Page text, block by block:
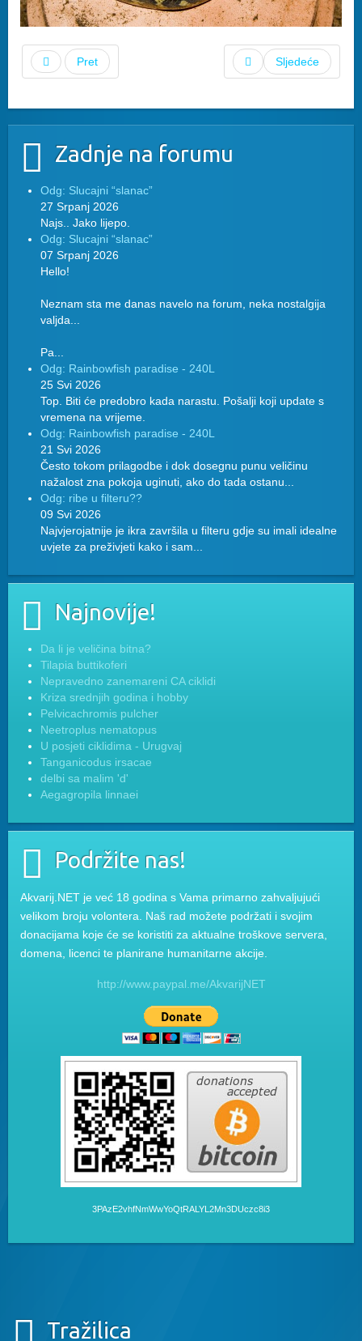
Pret Sljedeće
Zadnje na forumu
Odg: Slucajni “slanac”
27 Srpanj 2026
Najs.. Jako lijepo.
Odg: Slucajni “slanac”
07 Srpanj 2026
Hello!
Neznam sta me danas navelo na forum, neka nostalgija
valjda...
Pa...
Odg: Rainbowfish paradise - 240L
25 Svi 2026
Top. Biti će predobro kada narastu. Pošalji koji update s
vremena na vrijeme.
Odg: Rainbowfish paradise - 240L
21 Svi 2026
Često tokom prilagodbe i dok dosegnu punu veličinu
nažalost zna pokoja uginuti, ako do tada ostanu...
Odg: ribe u filteru??
09 Svi 2026
Najvjerojatnije je ikra završila u filteru gdje su imali idealne
uvjete za preživjeti kako i sam...
Najnovije!
Da li je veličina bitna?
Tilapia buttikoferi
Nepravedno zanemareni CA ciklidi
Kriza srednjih godina i hobby
Pelvicachromis pulcher
Neetroplus nematopus
U posjeti ciklidima - Urugvaj
Tanganicodus irsacae
delbi sa malim 'd'
Aegagropila linnaei
Podržite nas!
Akvarij.NET je već 18 godina s Vama primarno zahvaljujući
velikom broju volontera. Naš rad možete podržati i svojim
donacijama koje će se koristiti za aktualne troškove servera,
domena, licenci te planirane humanitarne akcije.
http://www.paypal.me/AkvarijNET
3PAzE2vhfNmWwYoQtRALYL2Mn3DUczc8i3
Tražilica